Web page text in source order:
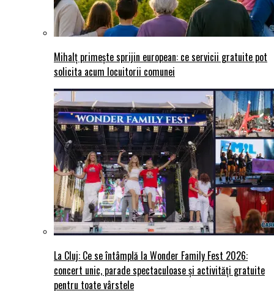
Mihalț primește sprijin european: ce servicii gratuite pot
solicita acum locuitorii comunei
La Cluj: Ce se întâmplă la Wonder Family Fest 2026:
concert unic, parade spectaculoase și activități gratuite
pentru toate vârstele